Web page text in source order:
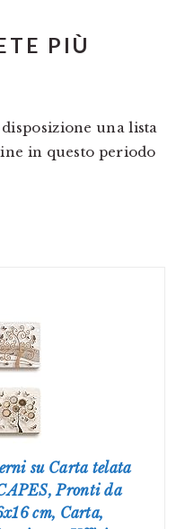
PIÙ
una lista
in questo periodo
su Carta telata
Pronti da
cm, Carta,